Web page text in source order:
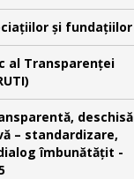
și fundațiilor
al Transparenței
deschisă
– standardizare,
îmbunătățit -